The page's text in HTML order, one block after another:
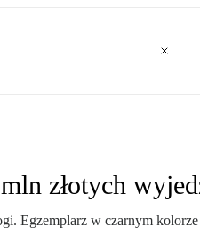
złotych
Egzemplarz w czarnym